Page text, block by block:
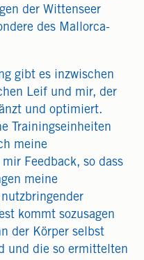
der Wittenseer
des Mallorca-
gibt es inzwischen
Leif und mir, der
und optimiert.
Trainingseinheiten
meine
Feedback, so dass
meine
kommt sozusagen
der Körper selbst
und die so ermittelten